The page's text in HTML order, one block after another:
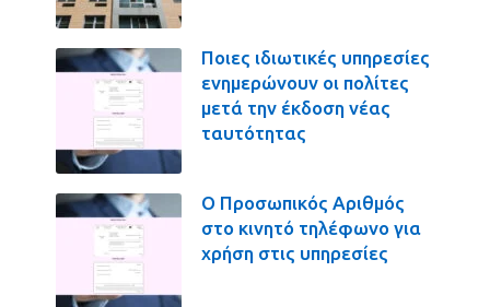
Ποιες ιδιωτικές υπηρεσίες
ενημερώνουν οι πολίτες
μετά την έκδοση νέας
ταυτότητας
Ο Προσωπικός Αριθμός
στο κινητό τηλέφωνο για
χρήση στις υπηρεσίες